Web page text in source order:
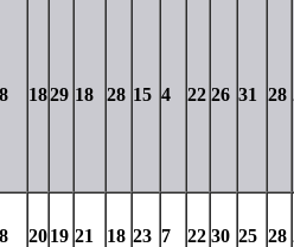
8 1829 18 28 15 4 22 26 31 28
8 2019 21 18 23 7 22 30 25 28